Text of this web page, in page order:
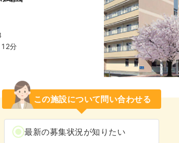
12分
この施設について問い合わせる
最新の募集状況が知りたい